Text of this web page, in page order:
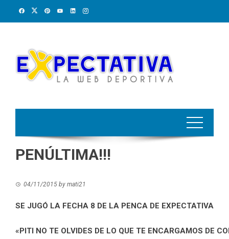
PENÚLTIMA!!!
04/11/2015 by mati21
SE JUGÓ LA FECHA 8 DE LA PENCA DE EXPECTATIVA
«PITI NO TE OLVIDES DE LO QUE TE ENCARGAMOS DE